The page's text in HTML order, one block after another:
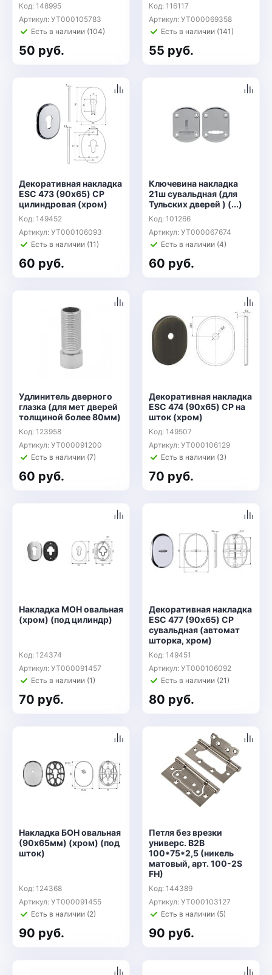
Код: 148995
Артикул: УТ000105783
Есть в наличии (104)
50 руб.
Код: 116117
Артикул: УТ000069358
Есть в наличии (141)
55 руб.
Декоративная накладка
ESC 473 (90х65) СP
цилиндровая (хром)
Код: 149452
Артикул: УТ000106093
Есть в наличии (11)
60 руб.
Ключевина накладка
21ш сувальдная (для
Тульских дверей ) (...)
Код: 101266
Артикул: УТ000067674
Есть в наличии (4)
60 руб.
Удлинитель дверного
глазка (для мет дверей
толщиной более 80мм)
Код: 123958
Артикул: УТ000091200
Есть в наличии (7)
60 руб.
Декоративная накладка
ESC 474 (90х65) СP на
шток (хром)
Код: 149507
Артикул: УТ000106129
Есть в наличии (3)
70 руб.
Накладка МОН овальная
(хром) (под цилиндр)
Код: 124374
Артикул: УТ000091457
Есть в наличии (1)
70 руб.
Декоративная накладка
ESC 477 (90х65) СP
сувальдная (автомат
шторка, хром)
Код: 149451
Артикул: УТ000106092
Есть в наличии (21)
80 руб.
Накладка БОН овальная
(90х65мм) (хром) (под
шток)
Код: 124368
Артикул: УТ000091455
Есть в наличии (2)
90 руб.
Петля без врезки
универс. B2B
100*75*2,5 (никель
матовый, арт. 100-2S
FH)
Код: 144389
Артикул: УТ000103127
Есть в наличии (5)
90 руб.